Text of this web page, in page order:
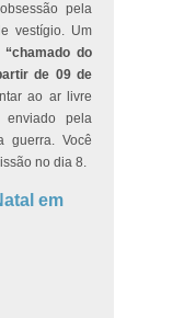
pela
vestígio. Um
“chamado do
de 09 de
ao ar livre
pela
guerra. Você
no dia 8.
em